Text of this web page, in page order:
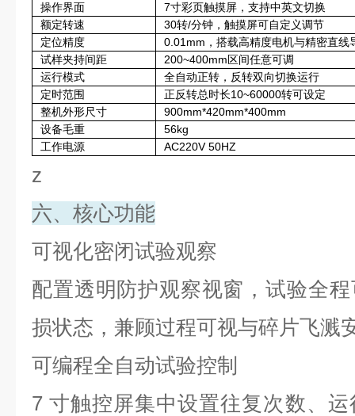
操作界面
7寸彩页触摸屏，支持中英文切换
额定转速
30转/分钟，触摸屏可自定义调节
定位精度
0.01mm，搭载高精度电机与精密直线
试样夹持间距
200~400mm区间任意可调
运行模式
全自动正转，反转双向切换运行
定时范围
正反转总时长10~60000转可设定
整机外形尺寸
900mm*420mm*400mm
设备毛重
56kg
工作电源
AC220V 50HZ
z
六、核心功能
可视化密闭试验观察
配置透明防护观察视窗，试验全
损状态，兼顾过程可视与碎片飞溅
可编程全自动试验控制
7寸触控屏集中设置往复次数、